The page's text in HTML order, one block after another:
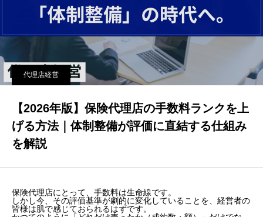
代理店経営
【2026年版】保険代理店の手数料ランクを上
げる方法｜体制整備が評価に直結する仕組み
を解説
保険代理店にとって、手数料は生命線です。
しかし今、その評価基準が劇的に変化していることを、経営者の
皆様は肌で感じておられるはずです。